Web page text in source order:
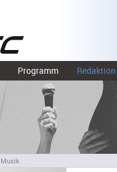
Programm Redaktion
Musik